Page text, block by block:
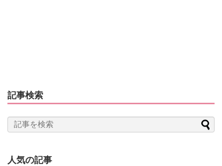
記事検索
人気の記事